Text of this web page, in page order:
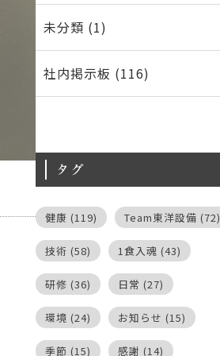
未分類 (1)
社内掲示板 (116)
タグ
健康 (119) Team東洋設備 (72)
技術 (58) 1食入魂 (43)
研修 (36) 日常 (27)
環境 (24) お知らせ (15)
季節 (15) 感謝 (14)